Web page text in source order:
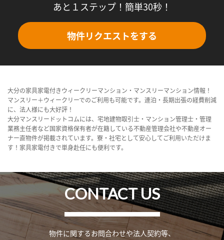
あと１ステップ！簡単30秒！
物件リクエストをする
大分の家具家電付きウィークリーマンション・マンスリーマンション情報！
マンスリー＋ウィークリーでのご利用も可能です。連泊・長期出張の経費削減
に、法人様にも大好評！
大分マンスリードットコムには、宅地建物取引士・マンション管理士・管理
業務主任者など国家資格保有者が在籍している不動産管理会社や不動産オー
ナー直物件が掲載されています。寮・社宅として安心してご利用いただけま
す！家具家電付きで単身赴任にも便利です。
CONTACT US
物件に関するお問合わせや法人契約等、